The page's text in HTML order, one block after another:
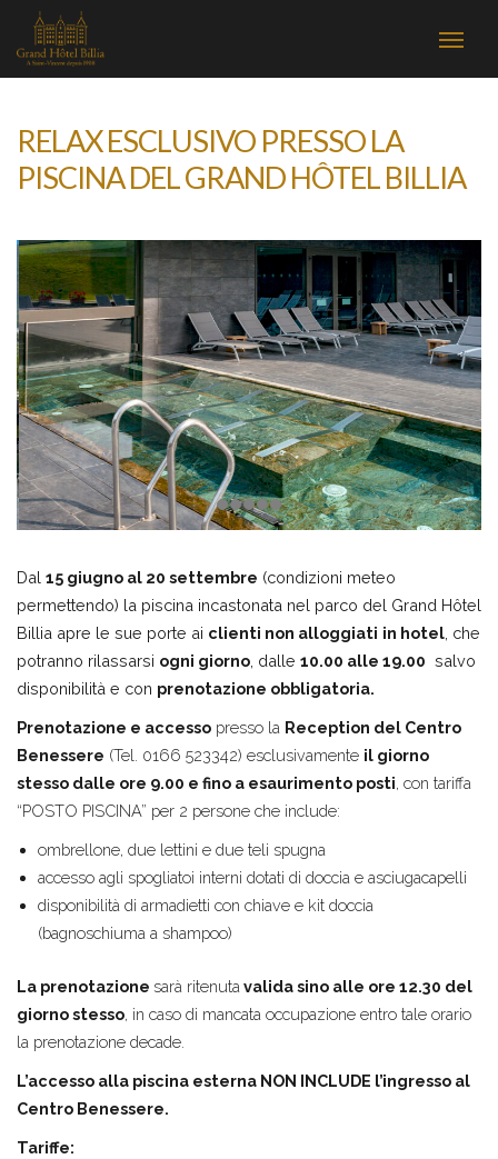
RELAX ESCLUSIVO PRESSO LA
PISCINA DEL GRAND HÔTEL BILLIA
Dal 15 giugno al 20 settembre (condizioni meteo
permettendo) la piscina incastonata nel parco del Grand Hôtel
Billia apre le sue porte ai clienti non alloggiati in hotel , che
potranno rilassarsi ogni giorno , dalle 10.00 alle 19.00 salvo
disponibilità e con prenotazione obbligatoria.
Prenotazione e accesso presso la Reception del Centro
Benessere (Tel. 0166 523342) esclusivamente il giorno
stesso dalle ore 9.00 e fino a esaurimento posti, con tariffa
“POSTO PISCINA” per 2 persone che include:
ombrellone, due lettini e due teli spugna
accesso agli spogliatoi interni dotati di doccia e asciugacapelli
disponibilità di armadietti con chiave e kit doccia
(bagnoschiuma a shampoo)
La prenotazione sarà ritenuta valida sino alle ore 12.30 del
giorno stesso, in caso di mancata occupazione entro tale orario
la prenotazione decade.
L’accesso alla piscina esterna NON INCLUDE l’ingresso al
Centro Benessere.
Tariffe: